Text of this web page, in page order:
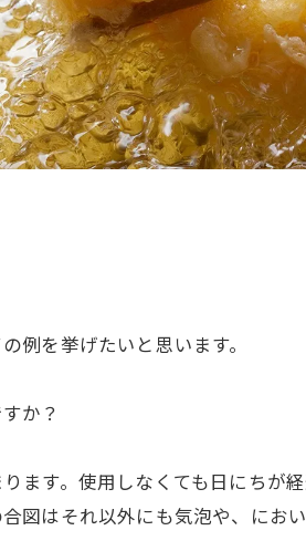
例を挙げたいと思います。
か？
ます。使用しなくても日にち
はそれ以外にも気泡や、にお